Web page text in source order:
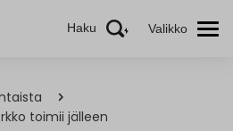
Haku Valikko
toimii jälleen